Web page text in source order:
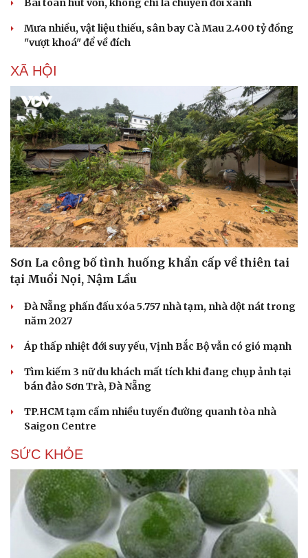
Du lịch
Săn Tour
check-in
Đọc truyện đêm khuya
Bài toán hút vốn, không chỉ là chuyển đổi xanh
Mưa nhiều, vật liệu thiếu, sân bay Cà Mau 2.400 tỷ đồng
"vượt khoá" để về đích
XÃ HỘI
Sơn La công bố tình huống khẩn cấp về thiên tai
tại Muổi Nọi, Nậm Lầu
Đà Nẵng phấn đấu xóa 5.757 nhà tạm, nhà dột nát trong
năm 2027
Áp thấp nhiệt đới suy yếu, Vịnh Bắc Bộ vẫn có gió mạnh
Tìm kiếm 3 nữ du khách mất tích khi đang chụp ảnh tại
bán đảo Sơn Trà, Đà Nẵng
TP.HCM tạm cấm nhiều tuyến đường quanh tòa nhà
Saigon Centre
SỨC KHỎE